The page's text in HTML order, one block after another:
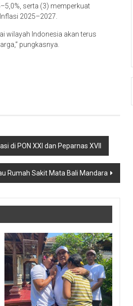
serta (3) memperkuat
2025–2027.
wilayah Indonesia akan terus
pungkasnya.
di PON XXI dan Peparnas XVII
Rumah Sakit Mata Bali Mandara